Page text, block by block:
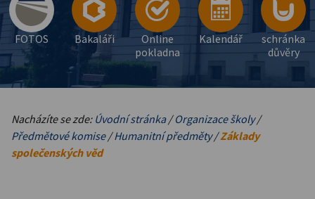
FOTOS Bakaláři
Online
pokladna
Kalendář
schránka
důvěry
Nacházíte se zde: Úvodní stránka/Organizace školy/
Předmětové komise/Humanitní předměty/Základy
společenských věd